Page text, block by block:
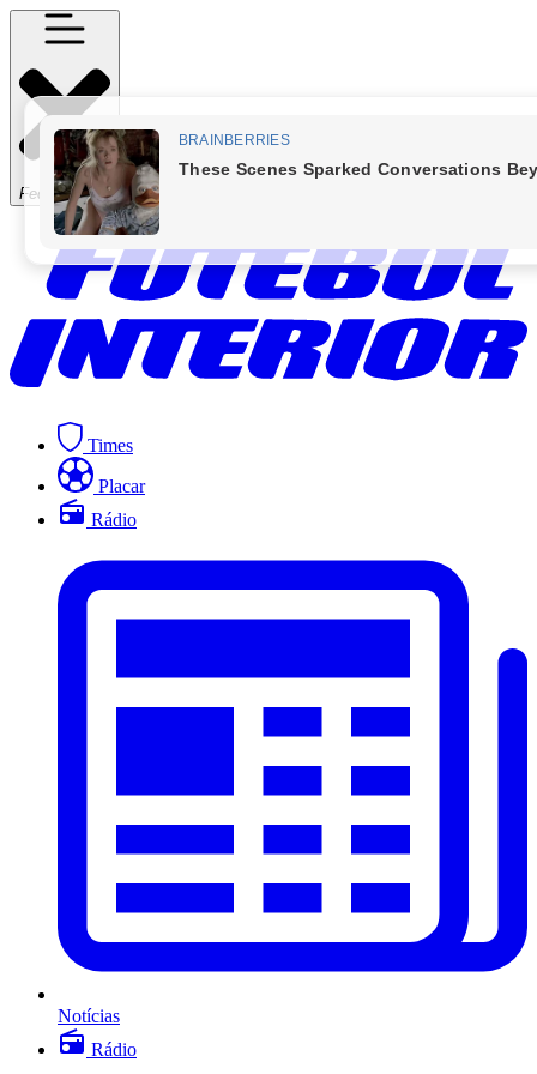
Fechar Menu
Times
Placar
Rádio
Notícias
Rádio